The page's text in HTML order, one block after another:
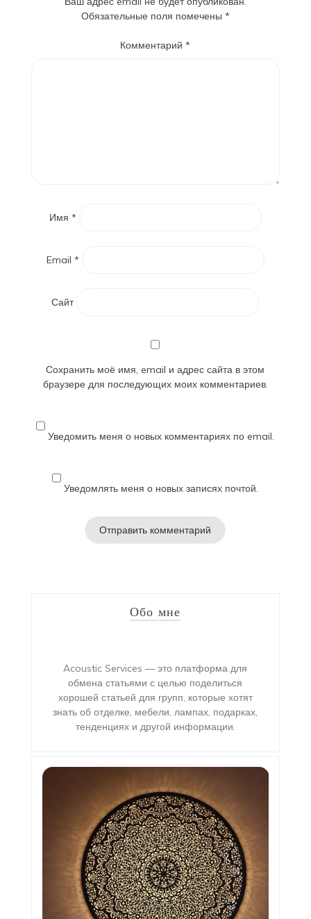
Обязательные поля помечены *
Комментарий*
Имя *
Email *
Сайт
Сохранить моё имя, email и адрес сайта в этом
браузере для последующих моих комментариев.
Уведомить меня о новых комментариях по email.
Уведомлять меня о новых записях почтой.
Обо мне
Acoustic Services — это платформа для
обмена статьями с целью поделиться
хорошей статьей для групп, которые хотят
знать об отделке, мебели, лампах, подарках,
тенденциях и другой информации.